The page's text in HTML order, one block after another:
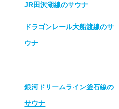
JR田沢湖線のサウナ
ドラゴンレール大船渡線のサ
ウナ
銀河ドリームライン釜石線の
サウナ